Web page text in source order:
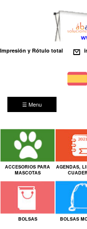
Impresión y Rótulo total
☰ Menu
ACCESORIOS PARA
MASCOTAS
AGENDAS,
BOLSAS BOLSAS